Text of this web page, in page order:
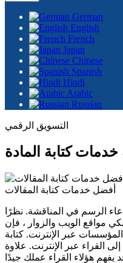
German
English
French
Japan
Chinese
Spanish
Hindi
Arabic
Russian
التسويق الرقمي
كتابة المادة
أفضل خدمات كتابة المقالات
الرسم في المناقشة. نظرًا
مواقع الويب والزوار ، فإن
عبر الإنترنت. كتابة
القراء عبر الإنترنت. علاوة